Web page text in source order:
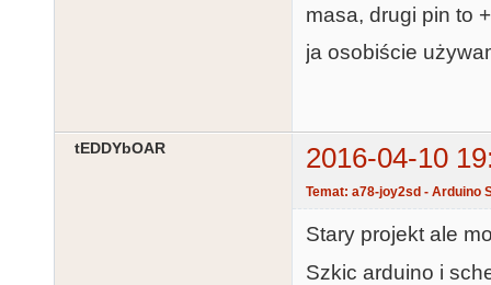
masa, drugi pin to
ja osobiście
tEDDYbOAR 2016-04-10
Temat: a78-joy2sd - Arduino
Stary projekt ale
Szkic arduino i